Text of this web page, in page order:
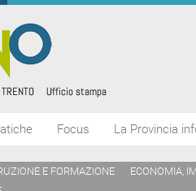
Focus La Provincia
E FORMAZIONE ECONOMIA,